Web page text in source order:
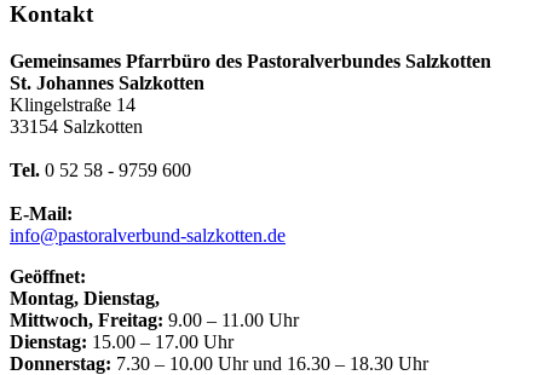
Kontakt
Gemeinsames Pfarrbüro des Pastoralverbundes Salzkotten
St. Johannes Salzkotten
Klingelstraße 14
33154 Salzkotten
Tel. 0 52 58 - 9759 600
E-Mail:
info@pastoralverbund-salzkotten.de
Geöffnet:
Montag, Dienstag,
Mittwoch, Freitag: 9.00 – 11.00 Uhr
Dienstag: 15.00 – 17.00 Uhr
Donnerstag: 7.30 – 10.00 Uhr und 16.30 – 18.30 Uhr